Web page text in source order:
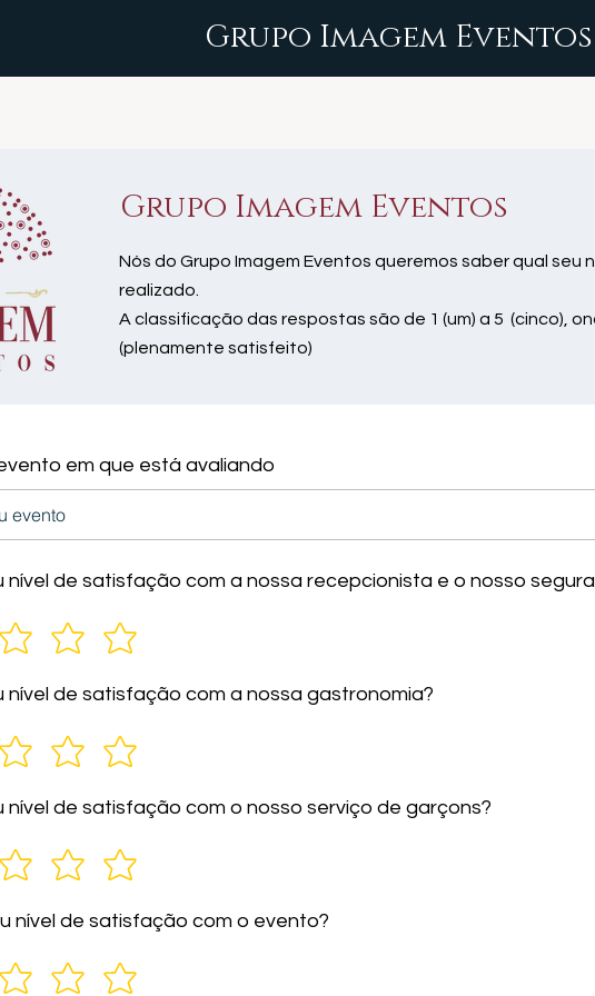
Grupo Imagem Eventos
Grupo Imagem Eventos
Nós do Grupo Imagem Eventos queremos saber qual
realizado.
A classificação das respostas são de 1 (um) a 5 (cinco),
(plenamente satisfeito)
em que está avaliando
nível de satisfação com a nossa recepcionista e o nosso
nível de satisfação com a nossa gastronomia?
nível de satisfação com o nosso serviço de garçons?
nível de satisfação com o evento?